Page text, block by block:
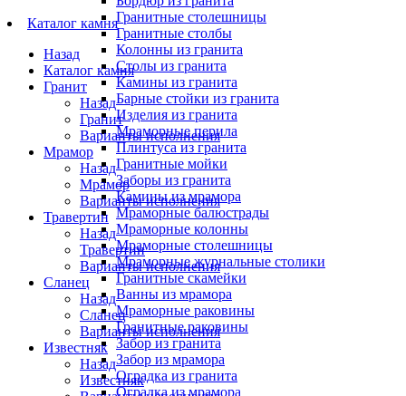
Гранитные столешницы
Гранитные столбы
Колонны из гранита
Столы из гранита
Камины из гранита
Барные стойки из гранита
Изделия из гранита
Мраморные перила
Плинтуса из гранита
Гранитные мойки
Заборы из гранита
Камины из мрамора
Мраморные балюстрады
Мраморные колонны
Мраморные столешницы
Мраморные журнальные столики
Гранитные скамейки
Ванны из мрамора
Мраморные раковины
Гранитные раковины
Забор из гранита
Забор из мрамора
Оградка из гранита
Оградка из мрамора
Каталог камня
Назад
Каталог камня
Гранит
Назад
Гранит
Варианты исполнения
Мрамор
Назад
Мрамор
Варианты исполнения
Травертин
Назад
Травертин
Варианты исполнения
Сланец
Назад
Сланец
Варианты исполнения
Известняк
Назад
Известняк